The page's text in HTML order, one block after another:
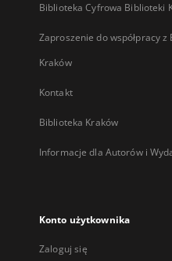
Biblioteka Cyfrowa Biblioteki
Zaproszenie do współpracy
Kraków
Kontakt
Biblioteka Kraków
Informacje dla Autorów i
Konto użytkownika
Zaloguj się